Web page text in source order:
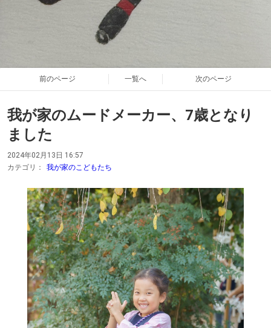
前のページ 一覧へ 次のページ
我が家のムードメーカー、7歳となり
ました
2024年02月13日 16:57
カテゴリ：
我が家のこどもたち